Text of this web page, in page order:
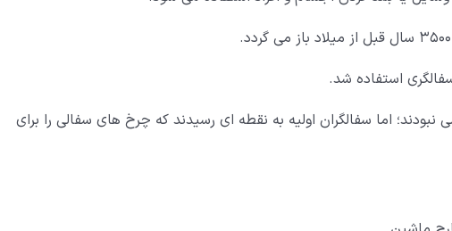
استفاده شد.
اما سفالگران اولیه به نقطه ای رسیدند که چرخ های سفالی را برای